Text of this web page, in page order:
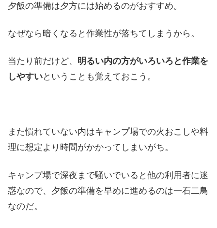
夕飯の準備は夕方には始めるのがおすすめ。
なぜなら暗くなると作業性が落ちてしまうから。
当たり前だけど、 明るい内の方がいろいろと作業を
しやすいということも覚えておこう。
また慣れていない内はキャンプ場での火おこしや料
理に想定より時間がかかってしまいがち。
キャンプ場で深夜まで騒いでいると他の利用者に迷
惑なので、夕飯の準備を早めに進めるのは一石二鳥
なのだ。